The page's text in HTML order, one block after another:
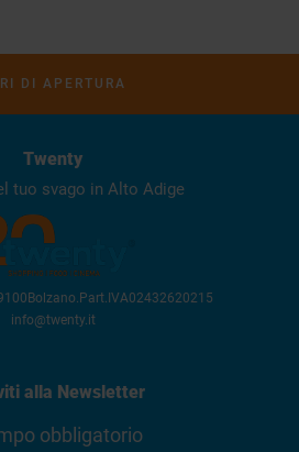
DI APERTURA
Twenty
tuo svago in Alto Adige
Bolzano. Part.IVA02432620215
info@twenty.it
alla Newsletter